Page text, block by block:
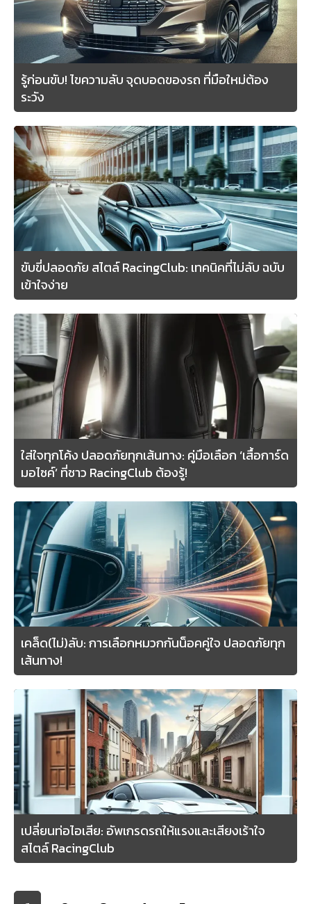
รู้ก่อนขับ! ไขความลับ จุดบอดของรถ ที่มือใหม่ต้อง
ระวัง
ขับขี่ปลอดภัย สไตล์ RacingClub: เทคนิคที่ไม่ลับ ฉบับ
เข้าใจง่าย
ใส่ใจทุกโค้ง ปลอดภัยทุกเส้นทาง: คู่มือเลือก ‘เสื้อการ์ด
มอไซค์’ ที่ชาว RacingClub ต้องรู้!
เคล็ด(ไม่)ลับ: การเลือกหมวกกันน็อคคู่ใจ ปลอดภัยทุก
เส้นทาง!
เปลี่ยนท่อไอเสีย: อัพเกรดรถให้แรงและเสียงเร้าใจ
สไตล์ RacingClub